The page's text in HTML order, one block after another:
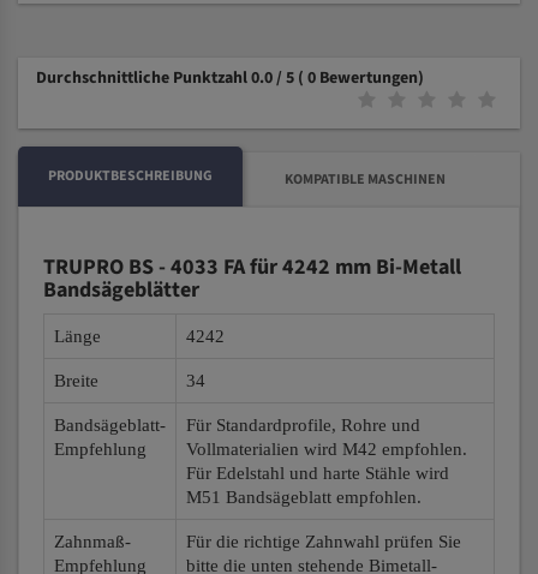
Durchschnittliche Punktzahl 0.0 / 5 ( 0 Bewertungen)
PRODUKTBESCHREIBUNG KOMPATIBLE MASCHINEN
TRUPRO BS - 4033 FA für 4242 mm Bi-Metall
Bandsägeblätter
Länge 4242
Breite 34
Bandsägeblatt-
Empfehlung
Für Standardprofile, Rohre und
Vollmaterialien wird M42 empfohlen.
Für Edelstahl und harte Stähle wird
M51 Bandsägeblatt empfohlen.
Zahnmaß-
Empfehlung
Für die richtige Zahnwahl prüfen Sie
bitte die unten stehende Bimetall-